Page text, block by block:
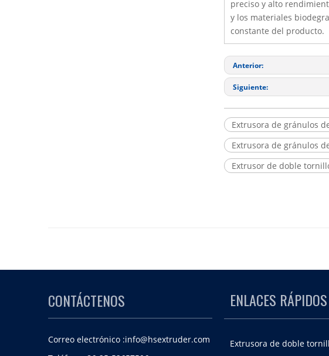
preciso y alto
y los materiales
constante del producto.
Anterior:
Siguiente:
Extrusora de gránulos
Extrusora de gránulos
Extrusor de doble
CONTÁCTENOS
Correo electrónico :info@hsextruder.com
ENLACES RÁPIDOS
Extrusora de doble